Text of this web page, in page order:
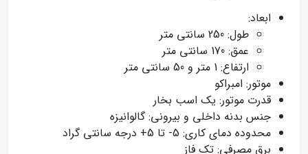
ابعاد:
طول: 250 سانتی متر
عمق: 170 سانتی متر
ارتفاع: 1 متر و 50 سانتی متر
موتور: امبراکو
قدرت موتور: یک اسب بخار
جنس بدنه داخلی و بیرونی: گالوانیزه
محدوده دمای کاری: 5- تا 5+ درجه سانتی‌ گراد
برق مصرفی: تک‌ فاز